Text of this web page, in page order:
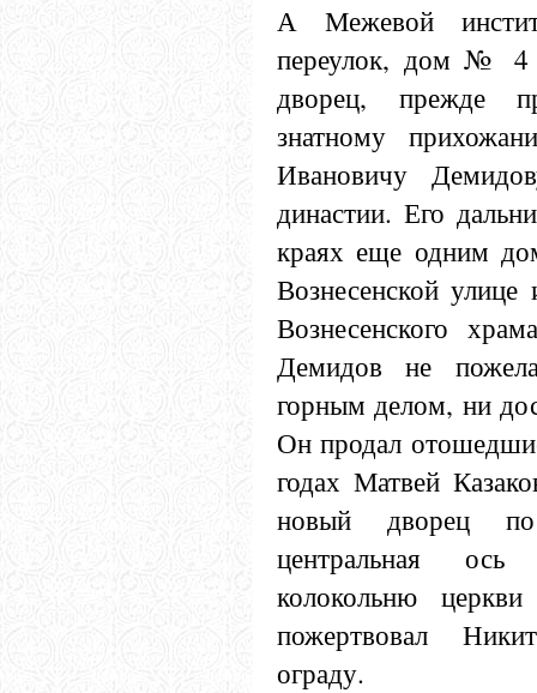
А Межевой
переулок, дом № 4
дворец, прежде
знатному
Ивановичу
династии. Его
краях еще одним
Вознесенской
Вознесенского
Демидов не
горным делом, ни
Он продал
годах Матвей
новый дворец
центральная
колокольню
пожертвовал
ограду.